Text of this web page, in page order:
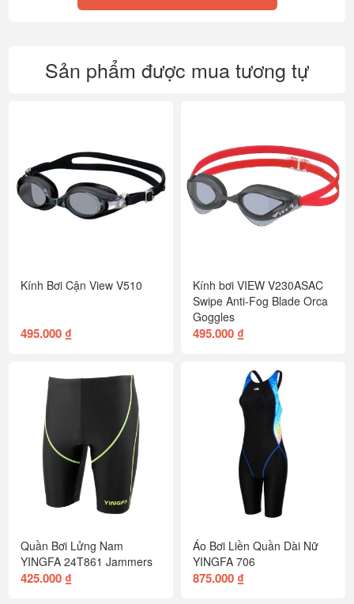
Sản phẩm được mua tương tự
Kính Bơi Cận View V510
495.000 ₫
Kính bơi VIEW V230ASAC
Swipe Anti-Fog Blade Orca
Goggles
495.000 ₫
Quần Bơi Lửng Nam
YINGFA 24T861 Jammers
425.000 ₫
Áo Bơi Liền Quần Dài Nữ
YINGFA 706
875.000 ₫